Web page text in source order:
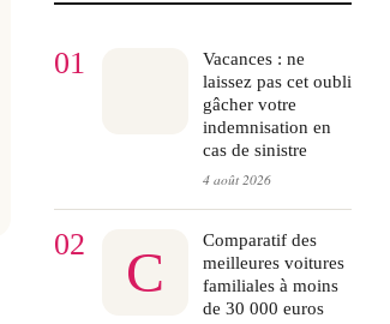
01
Vacances : ne
laissez pas cet oubli
gâcher votre
indemnisation en
cas de sinistre
4 août 2026
02 C
Comparatif des
meilleures voitures
familiales à moins
de 30 000 euros